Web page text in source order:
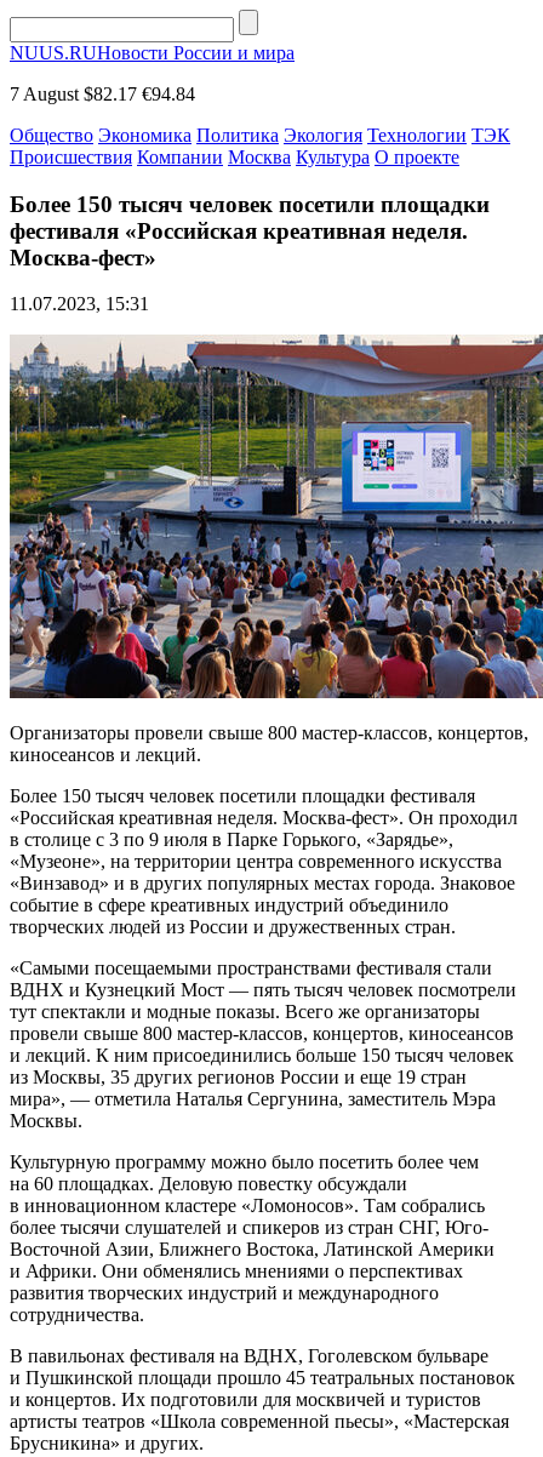
NUUS.RUНовости России и мира
7 August $82.17 €94.84
Общество Экономика Политика Экология Технологии ТЭК
Происшествия Компании Москва Культура О проекте
Более 150 тысяч человек посетили площадки
фестиваля «Российская креативная неделя.
Москва-фест»
11.07.2023, 15:31
Организаторы провели свыше 800 мастер-классов, концертов,
киносеансов и лекций.
Более 150 тысяч человек посетили площадки фестиваля
«Российская креативная неделя. Москва-фест». Он проходил
в столице с 3 по 9 июля в Парке Горького, «Зарядье»,
«Музеоне», на территории центра современного искусства
«Винзавод» и в других популярных местах города. Знаковое
событие в сфере креативных индустрий объединило
творческих людей из России и дружественных стран.
«Самыми посещаемыми пространствами фестиваля стали
ВДНХ и Кузнецкий Мост — пять тысяч человек посмотрели
тут спектакли и модные показы. Всего же организаторы
провели свыше 800 мастер-классов, концертов, киносеансов
и лекций. К ним присоединились больше 150 тысяч человек
из Москвы, 35 других регионов России и еще 19 стран
мира», — отметила Наталья Сергунина, заместитель Мэра
Москвы.
Культурную программу можно было посетить более чем
на 60 площадках. Деловую повестку обсуждали
в инновационном кластере «Ломоносов». Там собрались
более тысячи слушателей и спикеров из стран СНГ, Юго-
Восточной Азии, Ближнего Востока, Латинской Америки
и Африки. Они обменялись мнениями о перспективах
развития творческих индустрий и международного
сотрудничества.
В павильонах фестиваля на ВДНХ, Гоголевском бульваре
и Пушкинской площади прошло 45 театральных постановок
и концертов. Их подготовили для москвичей и туристов
артисты театров «Школа современной пьесы», «Мастерская
Брусникина» и других.